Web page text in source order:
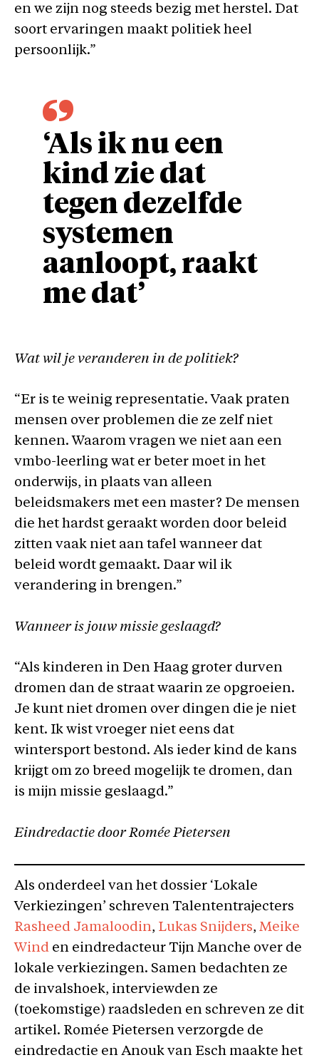
en we zijn nog steeds bezig met herstel. Dat
soort ervaringen maakt politiek heel
persoonlijk.”
‘Als ik nu een
kind zie dat
tegen dezelfde
systemen
aanloopt, raakt
me dat’
Wat wil je veranderen in de politiek?
“Er is te weinig representatie. Vaak praten
mensen over problemen die ze zelf niet
kennen. Waarom vragen we niet aan een
vmbo-leerling wat er beter moet in het
onderwijs, in plaats van alleen
beleidsmakers met een master? De mensen
die het hardst geraakt worden door beleid
zitten vaak niet aan tafel wanneer dat
beleid wordt gemaakt. Daar wil ik
verandering in brengen.”
Wanneer is jouw missie geslaagd?
“Als kinderen in Den Haag groter durven
dromen dan de straat waarin ze opgroeien.
Je kunt niet dromen over dingen die je niet
kent. Ik wist vroeger niet eens dat
wintersport bestond. Als ieder kind de kans
krijgt om zo breed mogelijk te dromen, dan
is mijn missie geslaagd.”
Eindredactie door Romée Pietersen
Als onderdeel van het dossier ‘Lokale
Verkiezingen’ schreven Talententrajecters
Rasheed Jamaloodin, Lukas Snijders, Meike
Wind en eindredacteur Tijn Manche over de
lokale verkiezingen. Samen bedachten ze
de invalshoek, interviewden ze
(toekomstige) raadsleden en schreven ze dit
artikel. Romée Pietersen verzorgde de
eindredactie en Anouk van Esch maakte het